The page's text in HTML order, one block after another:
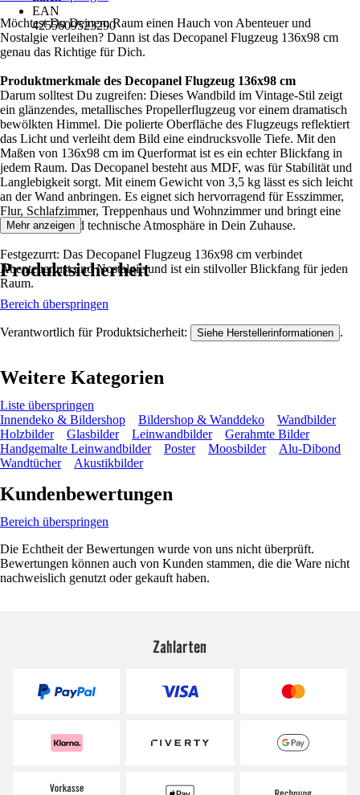
EAN
4255609523290
Möchtest Du Deinem Raum einen Hauch von Abenteuer und
Nostalgie verleihen? Dann ist das Decopanel Flugzeug 136x98 cm
genau das Richtige für Dich.
Produktmerkmale des Decopanel Flugzeug 136x98 cm
Darum solltest Du zugreifen: Dieses Wandbild im Vintage-Stil zeigt
ein glänzendes, metallisches Propellerflugzeug vor einem dramatisch
bewölkten Himmel. Die polierte Oberfläche des Flugzeugs reflektiert
das Licht und verleiht dem Bild eine eindrucksvolle Tiefe. Mit den
Maßen von 136x98 cm im Querformat ist es ein echter Blickfang in
jedem Raum. Das Decopanel besteht aus MDF, was für Stabilität und
Langlebigkeit sorgt. Mit einem Gewicht von 3,5 kg lässt es sich leicht
an der Wand anbringen. Es eignet sich hervorragend für Esszimmer,
Flur, Schlafzimmer, Treppenhaus und Wohnzimmer und bringt eine
nostalgische und technische Atmosphäre in Dein Zuhause.
Festgezurrt: Das Decopanel Flugzeug 136x98 cm verbindet
Abenteuerlust und Nostalgie und ist ein stilvoller Blickfang für jeden
Raum.
Mehr anzeigen
Produktsicherheit
Bereich überspringen
Verantwortlich für Produktsicherheit: Siehe Herstellerinformationen .
Weitere Kategorien
Liste überspringen
Innendeko & Bildershop
Bildershop & Wanddeko
Wandbilder
Holzbilder
Glasbilder Leinwandbilder
Gerahmte Bilder
Handgemalte Leinwandbilder
Poster Moosbilder
Alu-Dibond
Wandtücher
Akustikbilder
Kundenbewertungen
Bereich überspringen
Die Echtheit der Bewertungen wurde von uns nicht überprüft.
Bewertungen können auch von Kunden stammen, die die Ware nicht
nachweislich genutzt oder gekauft haben.
Zahlarten